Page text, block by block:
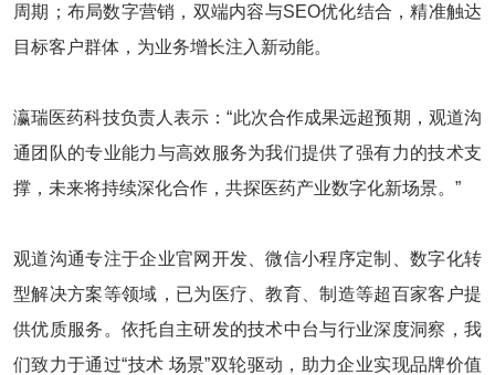
周期；布局数字营销，双端内容与SEO优化结合，精准触达
目标客户群体，为业务增长注入新动能。
瀛瑞医药科技负责人表示：“此次合作成果远超预期，观道沟
通团队的专业能力与高效服务为我们提供了强有力的技术支
撑，未来将持续深化合作，共探医药产业数字化新场景。”
观道沟通专注于企业官网开发、微信小程序定制、数字化转
型解决方案等领域，已为医疗、教育、制造等超百家客户提
供优质服务。依托自主研发的技术中台与行业深度洞察，我
们致力于通过“技术 场景”双轮驱动，助力企业实现品牌价值